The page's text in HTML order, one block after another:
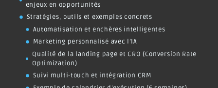
enjeux en opportunités
Stratégies, outils et exemples concrets
Automatisation et enchères intelligentes
Marketing personnalisé avec l’IA
Qualité de la landing page et CRO (Conversion Rate
Optimization)
Suivi multi-touch et intégration CRM